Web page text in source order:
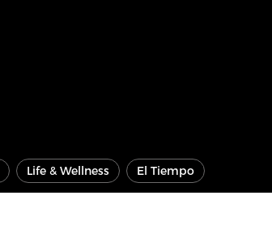
Life & Wellness El Tiempo